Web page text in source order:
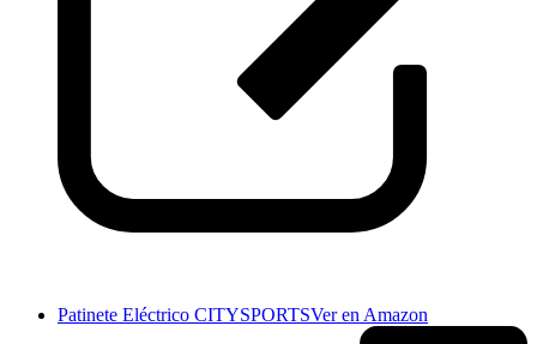
Patinete Eléctrico CITYSPORTSVer en Amazon